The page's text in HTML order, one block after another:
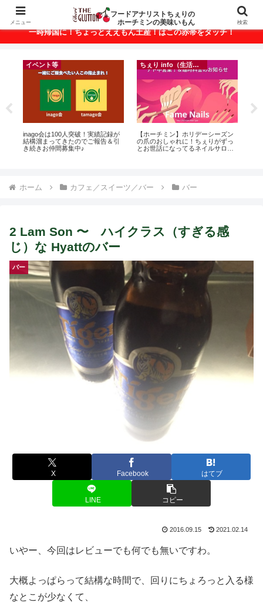
ベトナム・ホーチミンの美味いもんが満載！
一時帰国に！ちょっとええもん土産！はこの赤帯をタッチ！
イベント等
inago会は100人突破！実績記録が
結構溜まってきたのでご報告＆引
き続きお仲間募集中♪
ちぇり info（生活情報）
【ホーチミン】ホリデーシーズン
の爪のおしゃれに！ちぇりがずっ
とお世話になってるネイルサロン
ホーム カフェ／スイーツ／バー バー
2 Lam Son 〜 ハイクラス（すぎる感
じ）な Hyattのバー
バー
X Facebook はてブ
LINE コピー
2016.09.15 2021.02.14
いやー、今回はレビューでも何でも無いですわ。
大概よっぱらって結構な時間で、回りにちょろっと入る様
なとこが少なくて、
メニュー
フードアナリストちぇりの
ホーチミンの美味いもん
検索